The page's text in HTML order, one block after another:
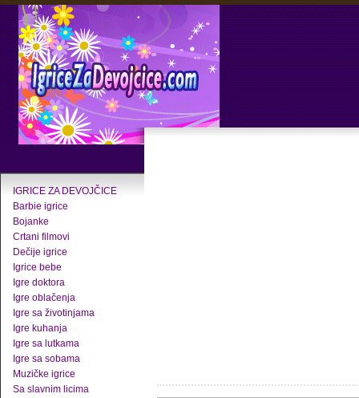
IGRICE ZA DEVOJČICE
Barbie igrice
Bojanke
Crtani filmovi
Dečije igrice
Igrice bebe
Igre doktora
Igre oblačenja
Igre sa životinjama
Igre kuhanja
Igre sa lutkama
Igre sa sobama
Muzičke igrice
Sa slavnim licima